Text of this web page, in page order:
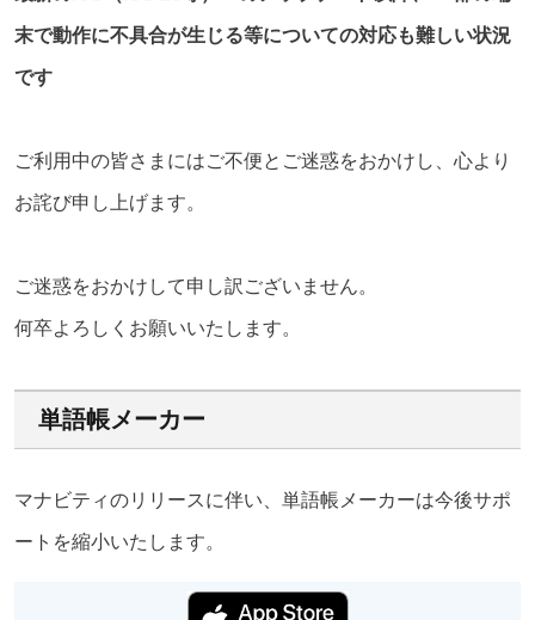
末で動作に不具合が生じる等についての対応も難しい状況
です
ご利用中の皆さまにはご不便とご迷惑をおかけし、心より
お詫び申し上げます。
ご迷惑をおかけして申し訳ございません。
何卒よろしくお願いいたします。
単語帳メーカー
マナビティのリリースに伴い、単語帳メーカーは今後サポ
ートを縮小いたします。